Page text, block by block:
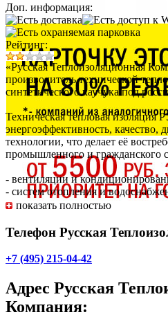
Доп. информация:
Рейтинг:
«Русская Теплоизоляционная
производитель технической
синтетического каучука под
Техническая тепловая
энергоэффективность, качество,
технологии, что делает её
промышленного и гражданского
- вентиляции и
- систем отопления и
- стеновых панелях, межэтажных
- оборудовании ТЭЦ;
- теплотрассах,
- холодильной технике.
показать полностью
Телефон Русская
+7 (495) 215-04-42
Адрес Русская
Компания: